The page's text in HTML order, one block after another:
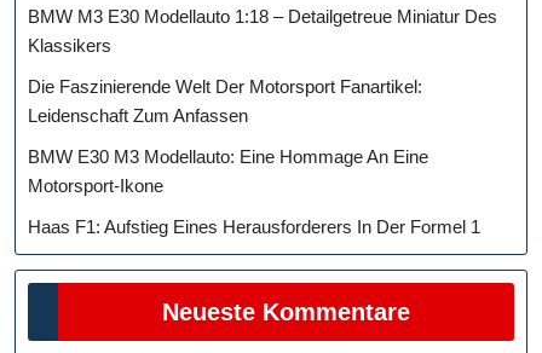
BMW M3 E30 Modellauto 1:18 – Detailgetreue Miniatur Des
Klassikers
Die Faszinierende Welt Der Motorsport Fanartikel:
Leidenschaft Zum Anfassen
BMW E30 M3 Modellauto: Eine Hommage An Eine
Motorsport-Ikone
Haas F1: Aufstieg Eines Herausforderers In Der Formel 1
Neueste Kommentare